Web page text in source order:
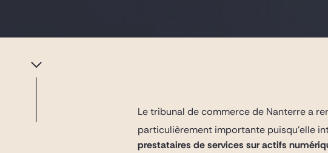
Le tribunal de commerce de Nanterre a
particulièrement importante puisqu’elle
prestataires de services sur actifs